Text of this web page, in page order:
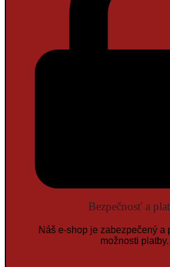
Bezpečnosť a
Náš e-shop je zabezpečený a
možnosti platby.